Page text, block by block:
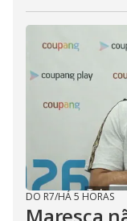
DO R7/HÁ 5 HORAS